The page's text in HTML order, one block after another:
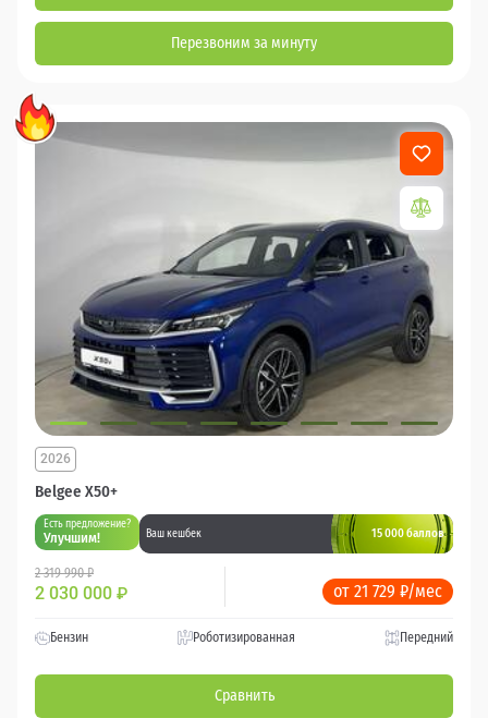
Перезвоним за минуту
Belgee X50+
2026
Есть предложение?
Улучшим! Ваш кешбек 15 000 баллов
2 319 990 ₽
2 030 000 ₽ от 21 729 ₽/мес
Бензин Роботизированная Передний
Сравнить